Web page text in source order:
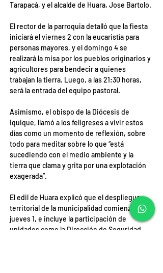
Tarapacá, y el alcalde de Huara, Jose Bartolo.
El rector de la parroquia detalló que la fiesta
iniciará el viernes 2 con la eucaristía para
personas mayores, y el domingo 4 se
realizará la misa por los pueblos originarios y
agricultores para bendecir a quienes
trabajan la tierra. Luego, a las 21:30 horas,
será la entrada del equipo pastoral.
Asimismo, el obispo de la Diócesis de
Iquique, llamó a los feligreses a vivir estos
días como un momento de reflexión, sobre
todo para meditar sobre lo que “está
sucediendo con el medio ambiente y la
tierra que clama y grita por una explotación
exagerada”.
El edil de Huara explicó que el despliegue
territorial de la municipalidad comienza el
jueves 1, e incluye la participación de
unidades como la Dirección de Seguridad